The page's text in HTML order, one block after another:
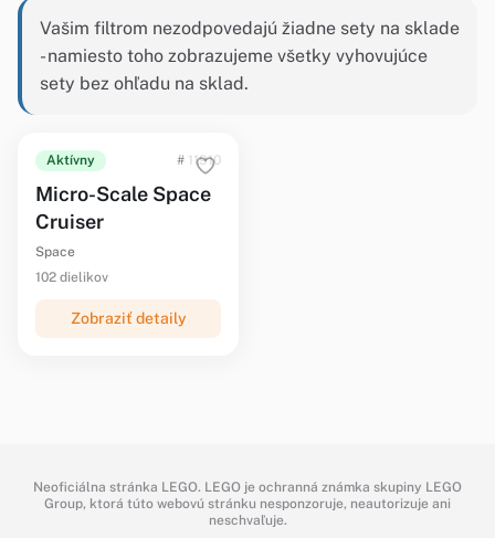
Vašim filtrom nezodpovedajú žiadne sety na sklade
- namiesto toho zobrazujeme všetky vyhovujúce
sety bez ohľadu na sklad.
Aktívny # 11910
Micro-Scale Space
Cruiser
Space
102 dielikov
Zobraziť detaily
Neoficiálna stránka LEGO. LEGO je ochranná známka skupiny LEGO
Group, ktorá túto webovú stránku nesponzoruje, neautorizuje ani
neschvaľuje.